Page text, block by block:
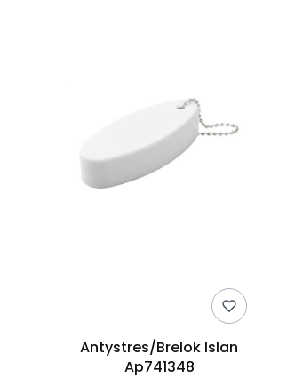
Antystres/Brelok Islan
Ap741348